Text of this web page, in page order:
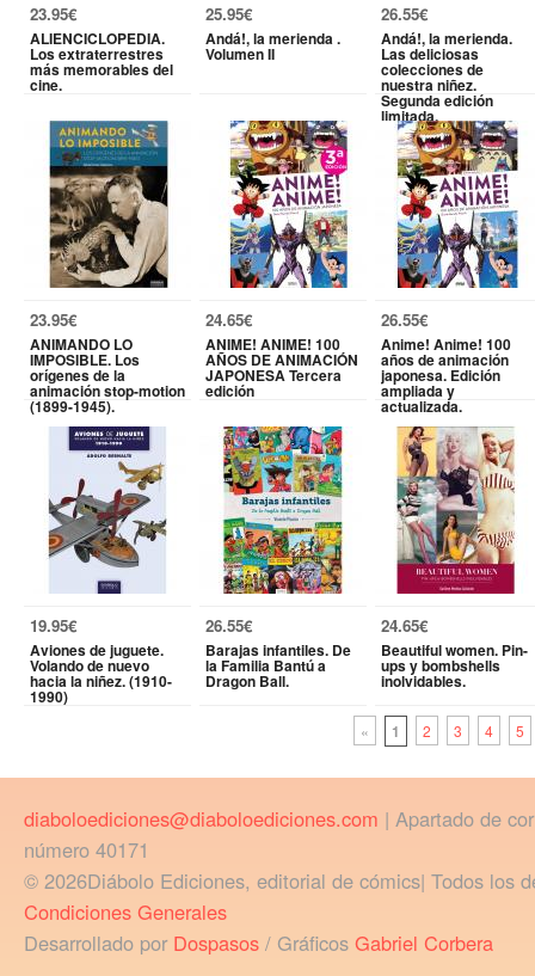
23.95€
ALIENCICLOPEDIA.
Los extraterrestres
más memorables del
cine.
25.95€
Andá!, la merienda .
Volumen II
26.55€
Andá!, la merienda.
Las deliciosas
colecciones de
nuestra niñez.
Segunda edición
limitada.
23.95€
ANIMANDO LO
IMPOSIBLE. Los
orígenes de la
animación stop-motion
(1899-1945).
24.65€
ANIME! ANIME! 100
AÑOS DE ANIMACIÓN
JAPONESA Tercera
edición
26.55€
Anime! Anime! 100
años de animación
japonesa. Edición
ampliada y
actualizada.
19.95€
Aviones de juguete.
Volando de nuevo
hacia la niñez. (1910-
1990)
26.55€
Barajas infantiles. De
la Familia Bantú a
Dragon Ball.
24.65€
Beautiful women. Pin-
ups y bombshells
inolvidables.
« 1 2 3 4 5
diaboloediciones@diaboloediciones.com | Apartado de
número 40171
© 2026Diábolo Ediciones, editorial de cómics| Todos los
Condiciones Generales
Desarrollado por Dospasos / Gráficos Gabriel Corbera